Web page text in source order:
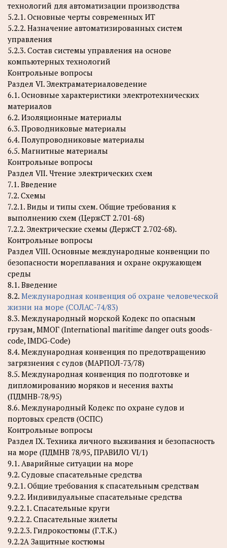
технологий для автоматизации производства
5.2.1. Основные черты современных ИТ
5.2.2. Назначение автоматизированных систем
управления
5.2.3. Состав системы управления на основе
компьютерных технологий
Контрольные вопросы
Раздел VI. Электраматериаловедение
6.1. Основные характеристики электротехнических
материалов
6.2. Изоляционные материалы
6.3. Проводниковые материалы
6.4. Полупроводниковые материалы
6.5. Магнитные материалы
Контрольные вопросы
Раздел VII. Чтение электрических схем
7.1. Введение
7.2. Схемы
7.2.1. Виды и типы схем. Общие требования к
выполнению схем (ЦержСТ 2.701-68)
7.2.2. Электрические схемы (ДержСТ 2.702-68).
Контрольные вопросы
Раздел VIII. Основные международные конвенции по
безопасности мореплавания и охране окружающем
среды
8.1. Введение
8.2. Международная конвенция об охране человеческой
жизни на море (СОЛАС-74/83)
8.3. Международный морской Кодекс по опасным
грузам, ММОГ (International maritime danger outs goods-
code, IMDG-Code)
8.4. Международная конвенция по предотвращению
загрязнения с судов (МАРПОЛ-73/78)
8.5. Международная конвенция по подготовке и
дипломированию моряков и несения вахты
(ПДМНВ-78/95)
8.6. Международный Кодекс по охране судов и
портовых средств (ОСПС)
Контрольные вопросы
Раздел IX. Техника личного выживания и безопасность
на море (ПДМНВ 78/95, ПРАВИЛО VI/1)
9.1. Аварийные ситуации на море
9.2. Судовые спасательные средства
9.2.1. Общие требования к спасательным средствам
9.2.2. Индивидуальные спасательные средства
9.2.2.1. Спасательные круги
9.2.2.2. Спасательные жилеты
9.2.2.3. Гидрокостюмы (Г.Т.К.)
9.2.2А Защитные костюмы